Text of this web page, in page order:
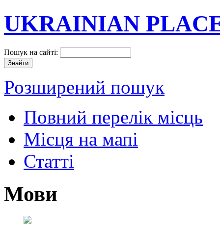
UKRAINIAN
Пошук на сайті:
Розширений пошук
Повний перелік місць
Місця на мапі
Статті
Мови